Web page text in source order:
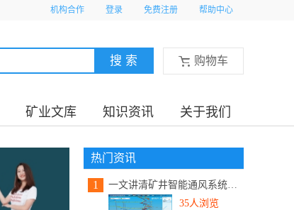
机构合作 登录 免费注册 帮助中心
购物车
矿业文库 知识资讯 关于我们
热门资讯
1
一文讲清矿井智能通风系统建设内...
35人浏览